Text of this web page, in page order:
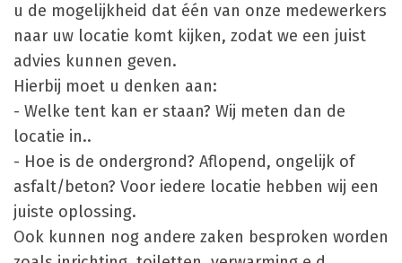
u de mogelijkheid dat één van onze medewerkers
naar uw locatie komt kijken, zodat we een juist
advies kunnen geven.
Hierbij moet u denken aan:
- Welke tent kan er staan? Wij meten dan de
locatie in..
- Hoe is de ondergrond? Aflopend, ongelijk of
asfalt/beton? Voor iedere locatie hebben wij een
juiste oplossing.
Ook kunnen nog andere zaken besproken worden